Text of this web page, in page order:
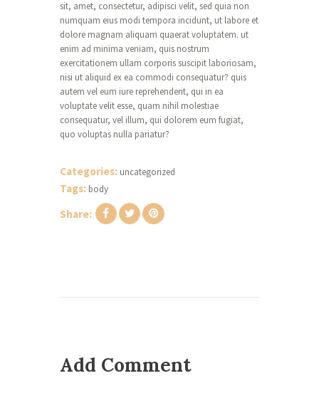
sit, amet, consectetur, adipisci velit, sed quia non
numquam eius modi tempora incidunt, ut labore et
dolore magnam aliquam quaerat voluptatem. ut
enim ad minima veniam, quis nostrum
exercitationem ullam corporis suscipit laboriosam,
nisi ut aliquid ex ea commodi consequatur? quis
autem vel eum iure reprehenderit, qui in ea
voluptate velit esse, quam nihil molestiae
consequatur, vel illum, qui dolorem eum fugiat,
quo voluptas nulla pariatur?
Categories: uncategorized
Tags: body
Share:
Add Comment